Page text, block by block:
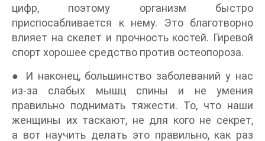
цифр, поэтому организм быстро
приспосабливается к нему. Это благотворно
влияет на скелет и прочность костей. Гиревой
спорт хорошее средство против остеопороза.
● И наконец, большинство заболеваний у нас
из-за слабых мышц спины и не умения
правильно поднимать тяжести. То, что наши
женщины их таскают, не для кого не секрет,
а вот научить делать это правильно, как раз